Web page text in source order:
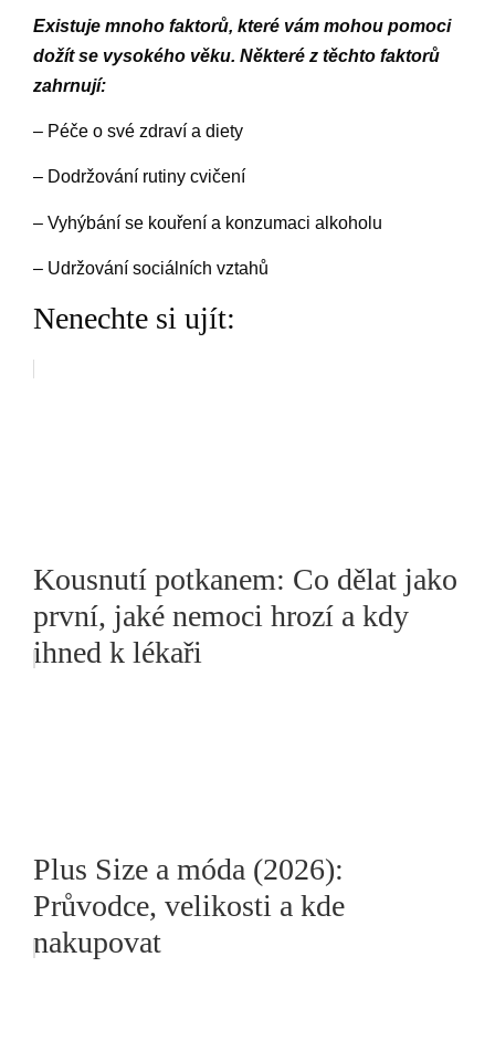
Existuje mnoho faktorů, které vám mohou pomoci
dožít se vysokého věku. Některé z těchto faktorů
zahrnují:
– Péče o své zdraví a diety
– Dodržování rutiny cvičení
– Vyhýbání se kouření a konzumaci alkoholu
– Udržování sociálních vztahů
Nenechte si ujít:
Kousnutí potkanem: Co dělat jako
první, jaké nemoci hrozí a kdy
ihned k lékaři
Plus Size a móda (2026):
Průvodce, velikosti a kde
nakupovat